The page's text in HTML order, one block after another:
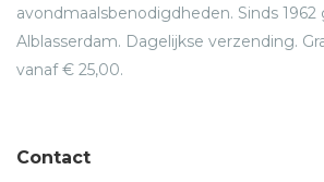
avondmaalsbenodigdheden. Sinds
Alblasserdam. Dagelijkse verzending.
vanaf € 25,00.
Contact